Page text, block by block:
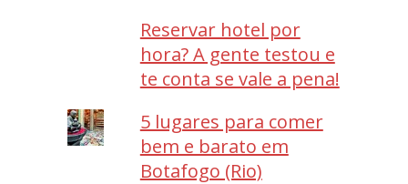
Reservar hotel por
hora? A gente testou e
te conta se vale a pena!
5 lugares para comer
bem e barato em
Botafogo (Rio)